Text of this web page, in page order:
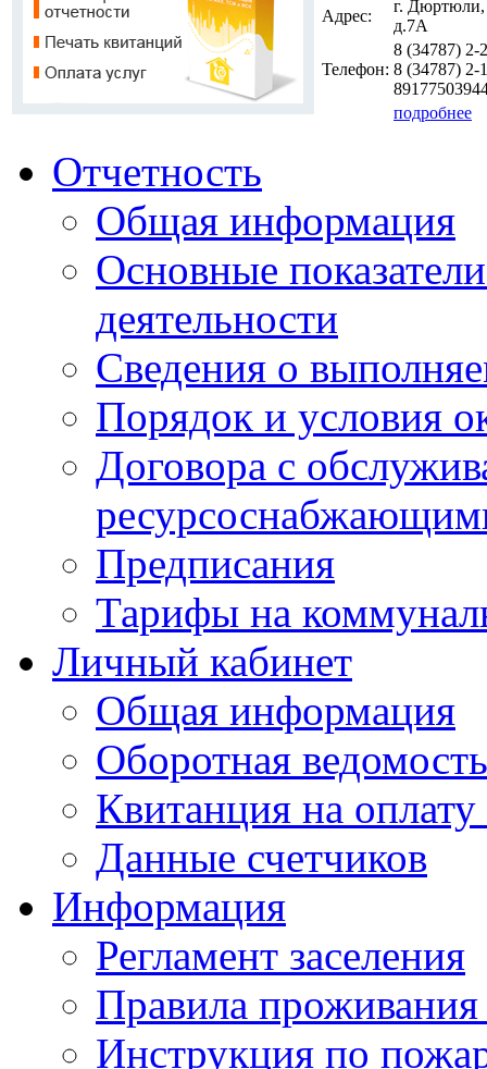
Адрес:
г. Дюртюли,
д.7А
Телефон:
8 (34787) 2-
8 (34787) 2-
подробнее
Отчетность
Общая информация
Основные
деятельности
Сведения о
Порядок и условия
Договора с
Предписания
Тарифы на
Личный кабинет
Общая информация
Оборотная ведомость
Квитанция на
Данные счетчиков
Информация
Регламент заселения
Правила
Инструкция по